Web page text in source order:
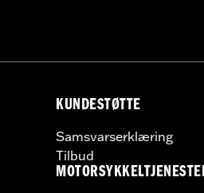
KUNDESTØTTE
Samsvarserklæring
Tilbud